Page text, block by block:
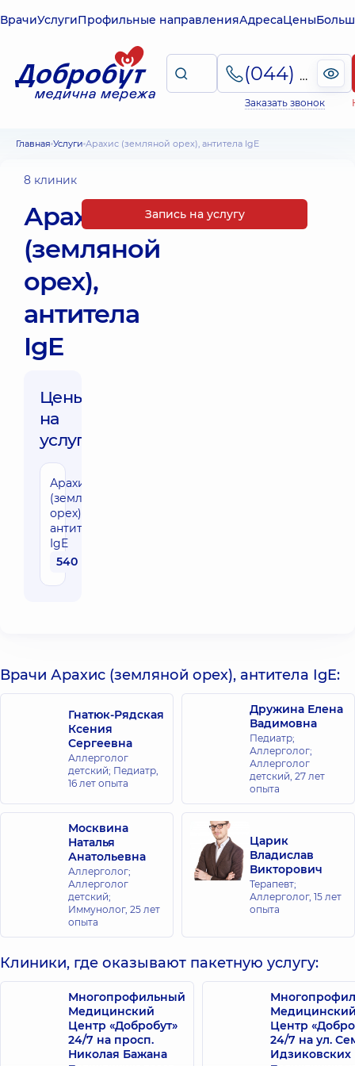
ВрачиУслугиПрофильные направленияАдресаЦены
(044) 495-2-888
Заказать звонок
Главная Услуги Арахис (земляной орех), антитела IgE
8 клиник
Арахис
(земляной
орех),
антитела
IgE
Цены
на
услуги:
Арахис
(земляной
орех),
антитела
IgE
540 грн
Запись на услугу
Врачи Арахис (земляной орех), антитела IgE:
Гнатюк-Рядская
Ксения
Сергеевна
Аллерголог
детский; Педиатр,
16 лет опыта
Дружина Елена
Вадимовна
Педиатр;
Аллерголог;
Аллерголог
детский, 27 лет
опыта
Москвина
Наталья
Анатольевна
Аллерголог;
Аллерголог
детский;
Иммунолог, 25 лет
опыта
Царик
Владислав
Викторович
Терапевт;
Аллерголог, 15 лет
опыта
Клиники, где оказывают пакетную услугу:
Многопрофильный
Медицинский
Центр «Добробут»
24/7 на просп.
Николая Бажана
Центр
24/7 на ул.
Идзиковских